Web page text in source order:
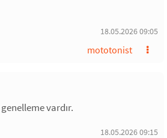
18.05.2026 09:05
mototonist
vardır.
18.05.2026 09:15